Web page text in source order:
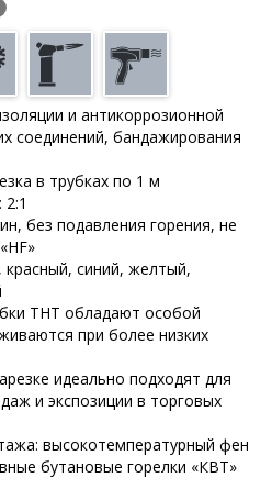
и антикоррозионной
соединений, бандажирования
в трубках по 1 м
без подавления горения, не
синий, желтый,
ТНТ обладают особой
при более низких
идеально подходят для
и экспозиции в торговых
высокотемпературный фен
бутановые горелки «КВТ»